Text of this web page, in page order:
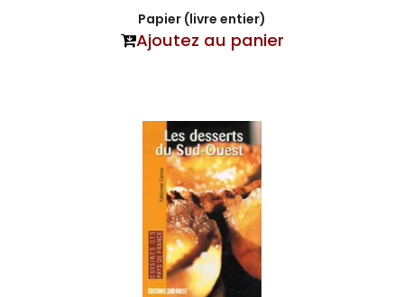
Papier (livre entier)
Ajoutez au panier